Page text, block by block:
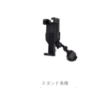
スタンド各種